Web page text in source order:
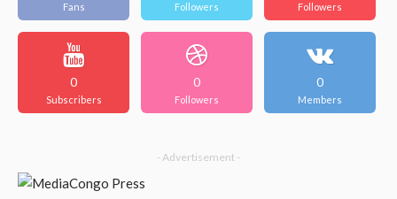
Fans Followers Followers
0
Subscribers
0
Followers
0
Members
- Advertisement -